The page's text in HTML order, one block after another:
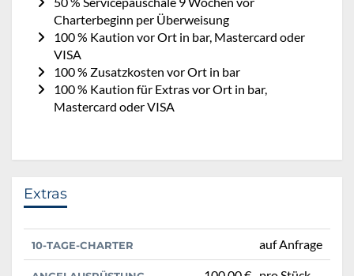
Charterbeginn per Überweisung
100 % Kaution vor Ort in bar, Mastercard oder
VISA
100 % Zusatzkosten vor Ort in bar
100 % Kaution für Extras vor Ort in bar,
Mastercard oder VISA
Extras
10-TAGE-CHARTER auf Anfrage